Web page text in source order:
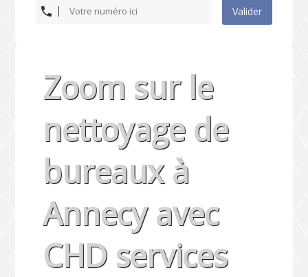
Valider
Zoom sur le
nettoyage de
bureaux à
Annecy avec
CHD services